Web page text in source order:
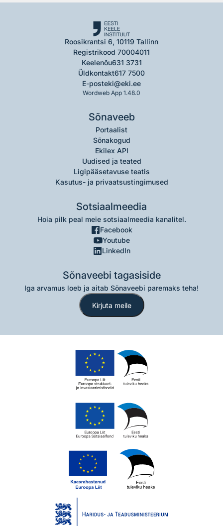
Roosikrantsi 6, 10119 Tallinn
Registrikood 70004011
Keelenõu631 3731
Üldkontakt617 7500
E-posteki@eki.ee
Wordweb App 1.48.0
Sõnaveeb
Portaalist
Sõnakogud
Ekilex API
Uudised ja teated
Ligipääsetavuse teatis
Kasutus- ja privaatsustingimused
Sotsiaalmeedia
Hoia pilk peal meie sotsiaalmeedia kanalitel.
Facebook
Youtube
LinkedIn
Sõnaveebi tagasiside
Iga arvamus loeb ja aitab Sõnaveebi paremaks teha!
Kirjuta meile